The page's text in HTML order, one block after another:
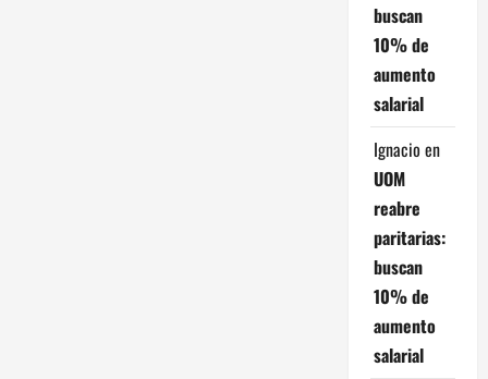
buscan
10% de
aumento
salarial
Ignacio en
UOM
reabre
paritarias:
buscan
10% de
aumento
salarial